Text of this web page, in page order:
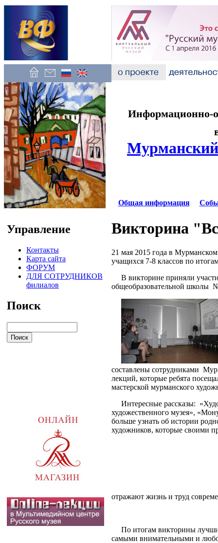
Управление
Контакты
Карта сайта
ФОРУМ
ДЛЯ СОТРУДНИКОВ
филиалов
Поиск
Информационно-
Мурманский
Общая информация
Викторина
21 мая 2015 года в
учащихся 7-8 классов по
В викторине приняли
общеобразовательной школы
составлены сотрудниками
лекций, которые ребята
мастерской мурманского
Интересные рассказы:
художественного музея»,
больше узнать об истории
художников, которые своими
отражают жизнь и труд
По итогам викторины
самыми внимательными и